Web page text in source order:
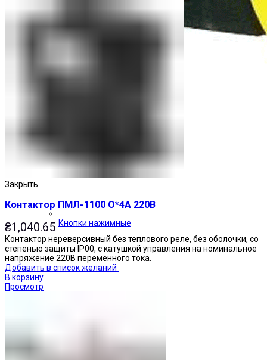
Кнопки нажимные
Закрыть
Контактор ПМЛ-1100 О*4А 220В
₴1,040.65
Контактор нереверсивный без теплового реле, без оболочки, со
степенью защиты IP00, с катушкой управления на номинальное
напряжение 220В переменного тока.
Добавить в список желаний
В корзину
Просмотр